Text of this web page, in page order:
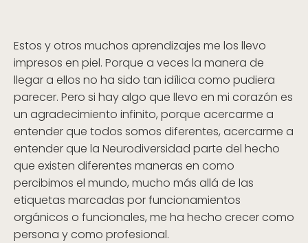
Estos y otros muchos aprendizajes me los llevo
impresos en piel. Porque a veces la manera de
llegar a ellos no ha sido tan idílica como pudiera
parecer. Pero si hay algo que llevo en mi corazón es
un agradecimiento infinito, porque acercarme a
entender que todos somos diferentes, acercarme a
entender que la Neurodiversidad parte del hecho
que existen diferentes maneras en como
percibimos el mundo, mucho más allá de las
etiquetas marcadas por funcionamientos
orgánicos o funcionales, me ha hecho crecer como
persona y como profesional.